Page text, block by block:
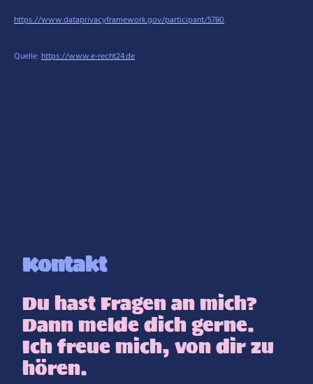
https://www.dataprivacyframework.gov/participant/5780.
Quelle: https://www.e-recht24.de
Kontakt
Du hast Fragen an mich?
Dann melde dich gerne.
Ich freue mich, von dir zu
hören.